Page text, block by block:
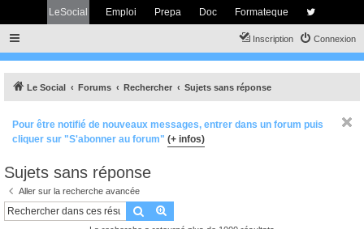
LeSocial Emploi Prepa Doc Formateque
Connexion
Inscription
Le Social Forums Rechercher Sujets sans réponse
Pour être notifié de nouveaux messages, entrer dans un forum puis
cliquer sur "S'abonner au forum" (+ infos)
Sujets sans réponse
Aller sur la recherche avancée
Rechercher